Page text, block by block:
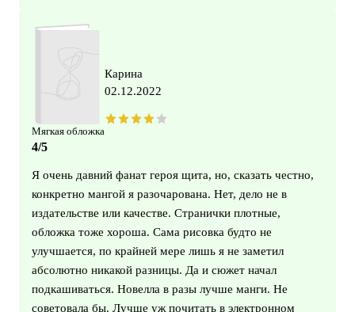
Мягкая обложка
Карина
02.12.2022
4/5
Я очень давний фанат героя щита, но, сказать честно,
конкретно мангой я разочарована. Нет, дело не в
издательстве или качестве. Странички плотные,
обложка тоже хороша. Сама рисовка будто не
улучшается, по крайней мере лишь я не заметил
абсолютно никакой разницы. Да и сюжет начал
подкашиваться. Новелла в разы лучше манги. Не
советовала бы. Лучше уж почитать в электронном